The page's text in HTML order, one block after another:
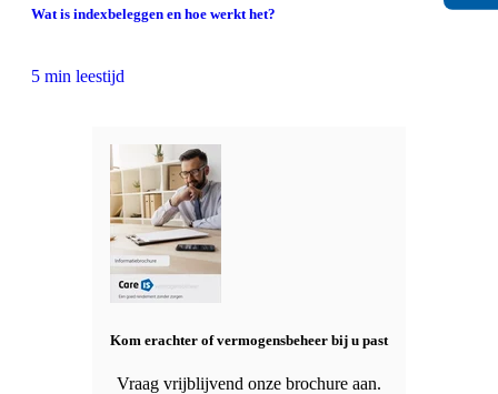
Wat is indexbeleggen en hoe werkt het?
5 min leestijd
Kom erachter of vermogensbeheer bij u past
Vraag vrijblijvend onze brochure aan.